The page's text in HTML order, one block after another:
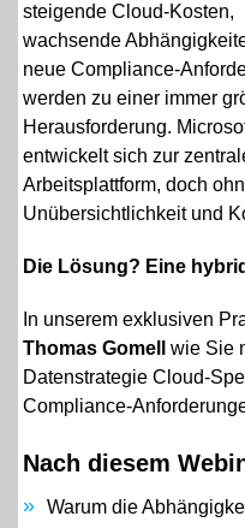
steigende Cloud-Kosten,
wachsende
neue Compliance-
werden zu einer immer
Herausforderung.
entwickelt sich zur
Arbeitsplattform, doch
Unübersichtlichkeit und
Die Lösung? Eine
In unserem exklusiven
Thomas Gomell wie Sie
Datenstrategie Cloud-
Compliance-
Nach diesem
Warum die